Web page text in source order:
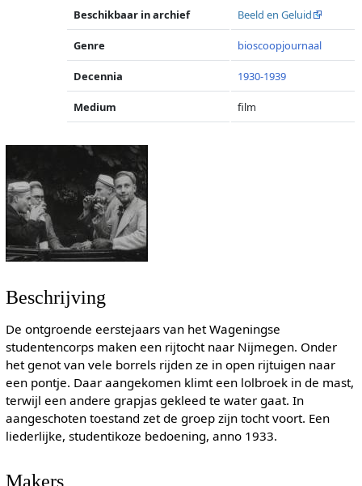
Beschikbaar in archief Beeld en Geluid
Genre bioscoopjournaal
Decennia 1930-1939
Medium film
Beschrijving
De ontgroende eerstejaars van het Wageningse
studentencorps maken een rijtocht naar Nijmegen. Onder
het genot van vele borrels rijden ze in open rijtuigen naar
een pontje. Daar aangekomen klimt een lolbroek in de mast,
terwijl een andere grapjas gekleed te water gaat. In
aangeschoten toestand zet de groep zijn tocht voort. Een
liederlijke, studentikoze bedoening, anno 1933.
Makers